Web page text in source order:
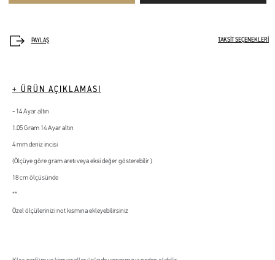
TAKSİT SEÇENEKLERİ
+ ÜRÜN AÇIKLAMASI
14 Ayar altın
1.05 Gram 14 Ayar altın
4 mm deniz incisi
(Ölçüye göre gram aretı veya eksi değer gösterebilir )
18 cm ölçüsünde
**
Özel ölçülerinizi not kısmına ekleyebilirsiniz